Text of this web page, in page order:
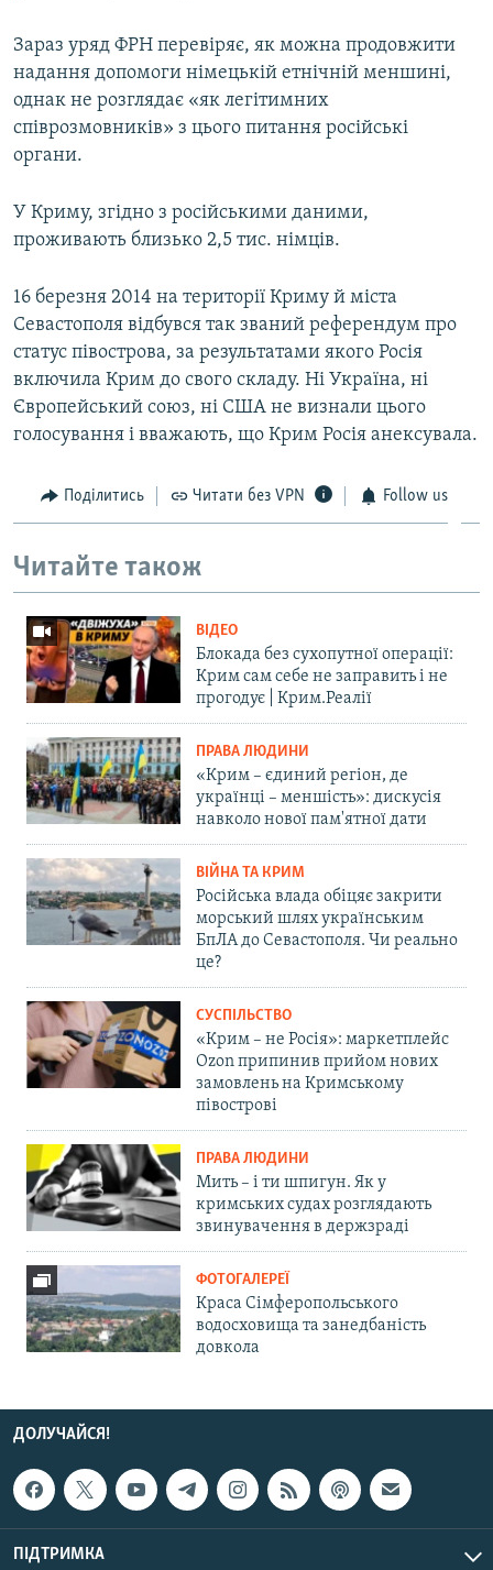
Зараз уряд ФРН перевіряє, як можна продовжити
надання допомоги німецькій етнічній меншині,
однак не розглядає «як легітимних
співрозмовників» з цього питання російські
органи.
У Криму, згідно з російськими даними,
проживають близько 2,5 тис. німців.
16 березня 2014 на території Криму й міста
Севастополя відбувся так званий референдум про
статус півострова, за результатами якого Росія
включила Крим до свого складу. Ні Україна, ні
Європейський союз, ні США не визнали цього
голосування і вважають, що Крим Росія анексувала.
Поділитись Читати без VPN Follow us
Читайте також
ВІДЕО
Блокада без сухопутної операції:
Крим сам себе не заправить і не
прогодує | Крим.Реалії
ПРАВА ЛЮДИНИ
«Крим – єдиний регіон, де
українці – меншість»: дискусія
навколо нової пам'ятної дати
ВІЙНА ТА КРИМ
Російська влада обіцяє закрити
морський шлях українським
БпЛА до Севастополя. Чи реально
це?
СУСПІЛЬСТВО
«Крим – не Росія»: маркетплейс
Ozon припинив прийом нових
замовлень на Кримському
півострові
ПРАВА ЛЮДИНИ
Мить – і ти шпигун. Як у
кримських судах розглядають
звинувачення в держзраді
ФОТОГАЛЕРЕЇ
Краса Сімферопольського
водосховища та занедбаність
довкола
ДОЛУЧАЙСЯ!
ПІДТРИМКА